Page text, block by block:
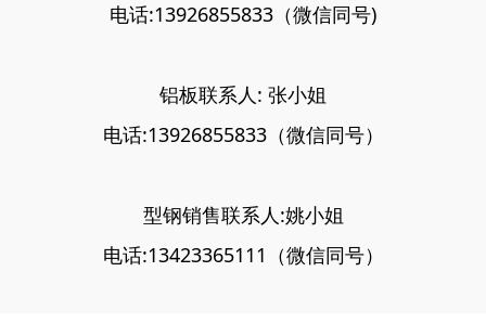
电话:13926855833（微信同号)
铝板联系人: 张小姐
电话:13926855833（微信同号）
型钢销售联系人:姚小姐
电话:13423365111（微信同号）